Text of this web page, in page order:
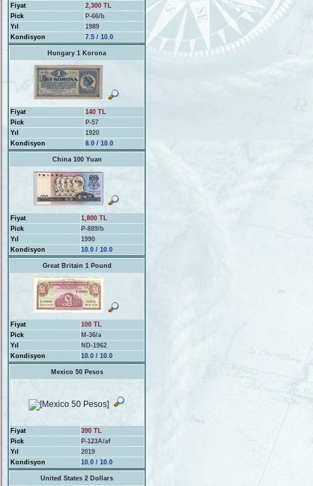
Fiyat
2,300 TL
Pick
P-66/b
Yıl
1989
Kondisyon
7.5 / 10.0
Hungary 1 Korona
Fiyat
140 TL
Pick
P-57
Yıl
1920
Kondisyon
8.0 / 10.0
China 100 Yuan
Fiyat
1,800 TL
Pick
P-889/b
Yıl
1990
Kondisyon
10.0 / 10.0
Great Britain 1 Pound
Fiyat
100 TL
Pick
M-36/a
Yıl
ND-1962
Kondisyon
10.0 / 10.0
Mexico 50 Pesos
Fiyat
390 TL
Pick
P-123A/af
Yıl
2019
Kondisyon
10.0 / 10.0
United States 2 Dollars